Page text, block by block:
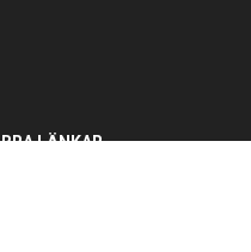
BRA LÄNKAR